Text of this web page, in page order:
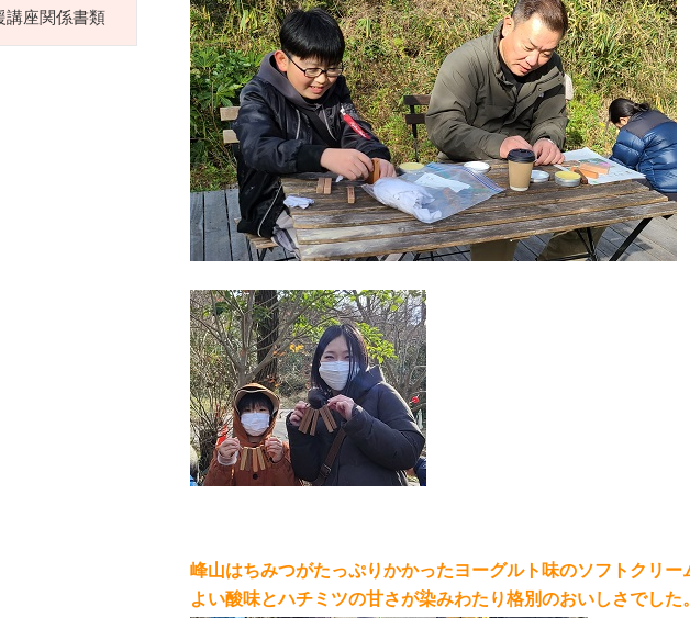
峰山はちみつがたっぷりかかったヨーグルト味のソフトクリ
よい酸味とハチミツの甘さが染みわたり格別のおいしさでした。
講座関係書類